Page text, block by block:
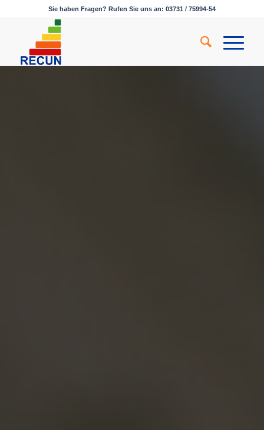
Sie haben Fragen? Rufen Sie uns an: 03731 / 75994-54